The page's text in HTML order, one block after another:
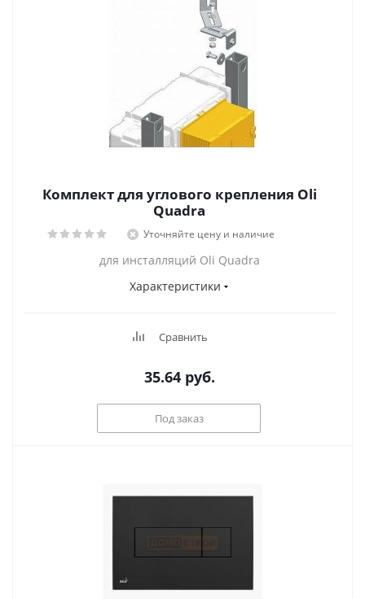
Комплект для углового крепления Oli
Quadra
Уточняйте цену и наличие
для инсталляций Oli Quadra
Характеристики
Сравнить
35.64 руб.
Под заказ